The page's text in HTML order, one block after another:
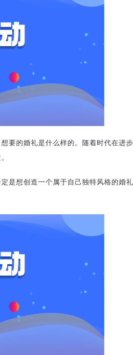
要的婚礼是什么样的。随着时代在进
是想创造一个属于自己独特风格的婚